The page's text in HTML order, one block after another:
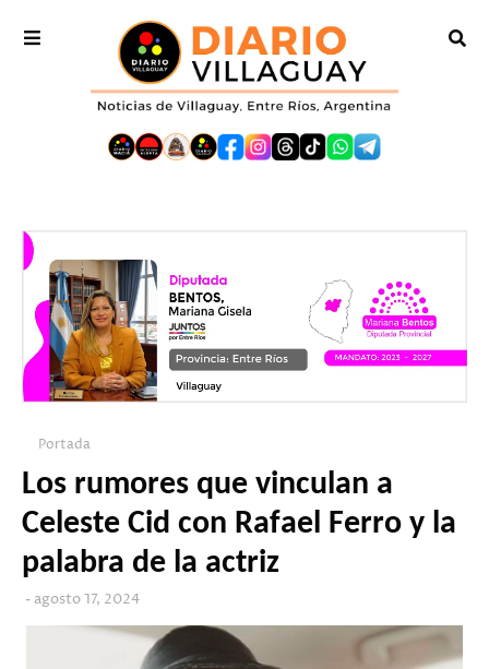
Portada
Los rumores que vinculan a
Celeste Cid con Rafael Ferro y la
palabra de la actriz
agosto 17, 2024